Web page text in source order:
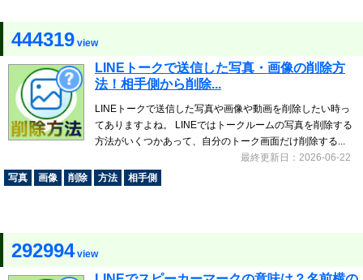
444319 view
LINEトークで送信した写真・画像の削除方
法！相手側から削除...
LINEトークで送信した写真や画像や動画を削除したい時っ
てありますよね。 LINEではトークルームの写真を削除する
方法がいくつかあって、自分のトーク画面だけ削除する...
最終更新日：2026-06-22
写真
画像 削除 方法 相手側
292994view